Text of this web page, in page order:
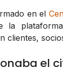
en el
la
clientes,
el